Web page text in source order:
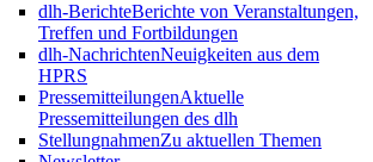
dlh-BerichteBerichte von Veranstaltungen,
Treffen und Fortbildungen
dlh-NachrichtenNeuigkeiten aus dem
HPRS
PressemitteilungenAktuelle
Pressemitteilungen des dlh
StellungnahmenZu aktuellen Themen